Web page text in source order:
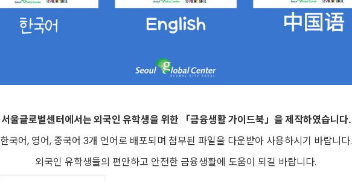
서울글로벌센터에서는 외국인 유학생을 위한 「금융생활 가이드북」을 제작하였습니다.
한국어, 영어, 중국어 3개 언어로 배포되며 첨부된 파일을 다운받아 사용하시기 바랍니다.
외국인 유학생들의 편안하고 안전한 금융생활에 도움이 되길 바랍니다.